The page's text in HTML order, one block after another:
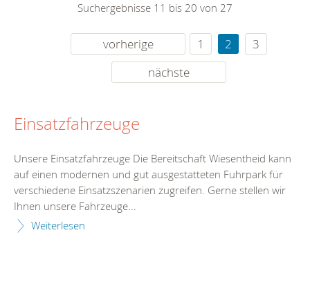
Suchergebnisse 11 bis 20 von 27
vorherige 1 2
3
nächste
Einsatzfahrzeuge
Unsere Einsatzfahrzeuge Die Bereitschaft Wiesentheid kann
auf einen modernen und gut ausgestatteten Fuhrpark für
verschiedene Einsatzszenarien zugreifen. Gerne stellen wir
Ihnen unsere Fahrzeuge...
Weiterlesen